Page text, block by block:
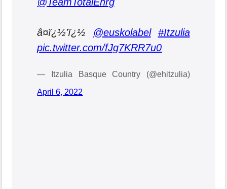
â¤ï¿½'ï¿½ @euskolabel
#Itzulia
pic.twitter.com/fJg7KRR7u0
— Itzulia Basque Country (@ehitzulia)
April 6, 2022